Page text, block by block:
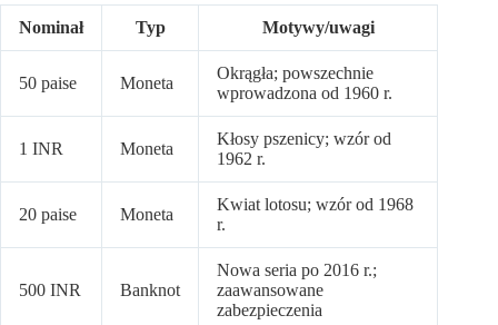
Nominał Typ Motywy/uwagi
50 paise Moneta
Okrągła; powszechnie
wprowadzona od 1960 r.
1 INR Moneta
Kłosy pszenicy; wzór od
1962 r.
20 paise Moneta
Kwiat lotosu; wzór od 1968
r.
500 INR Banknot
Nowa seria po 2016 r.;
zaawansowane
zabezpieczenia